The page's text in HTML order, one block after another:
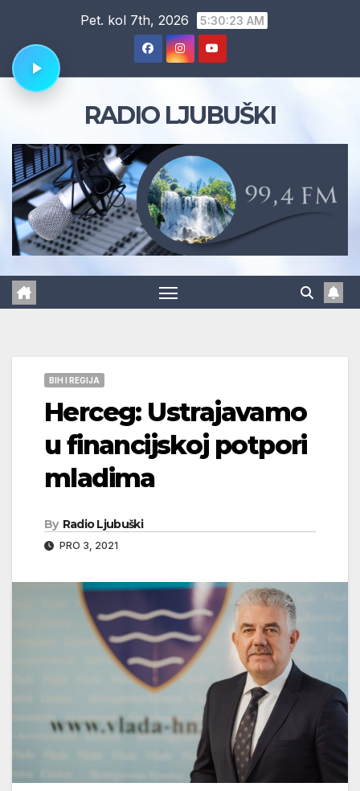
content
Pet. kol 7th, 2026 5:30:23 AM
RADIO LJUBUŠKI
BIH I REGIJA
Herceg: Ustrajavamo
u financijskoj potpori
mladima
By Radio Ljubuški
PRO 3, 2021